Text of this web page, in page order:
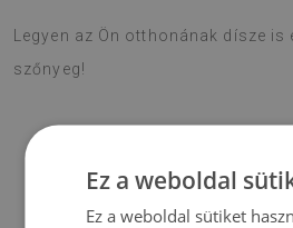
Legyen az Ön otthonának dísze
szőnyeg!
Ez a weboldal
Ez a weboldal sütiket